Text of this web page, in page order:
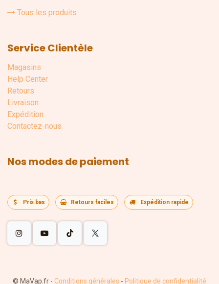
Tous les produits
Service Clientèle
Magasins
Help Center
Retours
Livraison
Expédition
Contactez-nous
Nos modes de paiement
Prix bas Retours faciles Expédition rapide
© MaVap.fr - Conditions générales - Politique de confidentialité